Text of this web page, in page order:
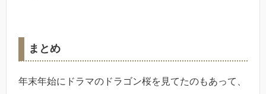
まとめ
年末年始にドラマのドラゴン桜を見てたのもあって、